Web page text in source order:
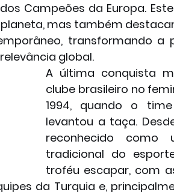
Campeões da Europa.
mas também
transformando a
global.
A última conquista
clube brasileiro no
1994, quando o
levantou a taça.
reconhecido como
tradicional do
troféu escapar, com
da Turquia e,